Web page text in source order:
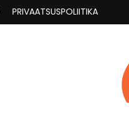
PRIVAATSUSPOLIITIKA